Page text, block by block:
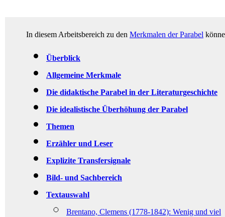
In diesem Arbeitsbereich zu den Merkmalen der Parabel
Überblick
Allgemeine Merkmale
Die didaktische Parabel in der Literaturgeschichte
Die idealistische Überhöhung der Parabel
Themen
Erzähler und Leser
Explizite Transfersignale
Bild- und Sachbereich
Textauswahl
Brentano, Clemens (1778-1842): Wenig und viel